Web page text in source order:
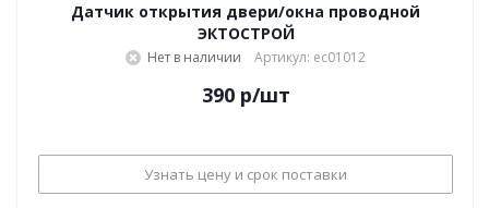
Датчик открытия двери/окна проводной
ЭКТОСТРОЙ
Нет в наличии Артикул: ec01012
390р/шт
Узнать цену и срок поставки